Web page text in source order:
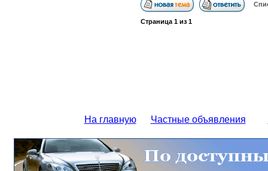
Страница 1из 1
На главную Частные объявления